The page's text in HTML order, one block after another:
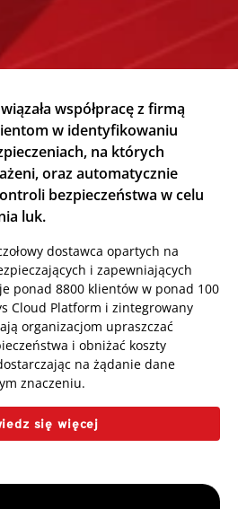
współpracę z firmą
w identyfikowaniu
na których
oraz automatycznie
bezpieczeństwa w celu
luk.
dostawca opartych na
i zapewniających
ponad 8800 klientów w ponad 100
Cloud Platform i zintegrowany
organizacjom upraszczać
i obniżać koszty
na żądanie dane
znaczeniu.
się więcej